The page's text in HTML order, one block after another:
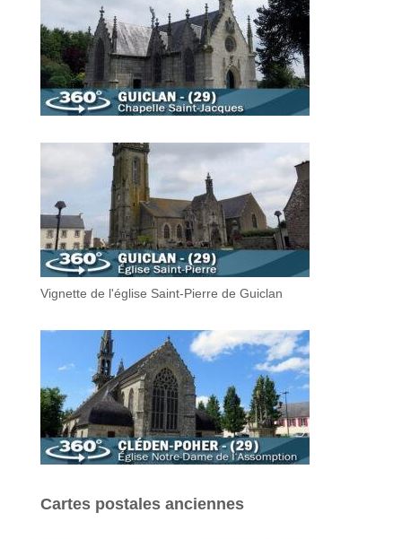
Vignette de l'église Saint-Pierre de Guiclan
Cartes postales anciennes